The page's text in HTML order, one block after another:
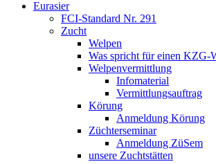
Eurasier
FCI-Standard Nr. 291
Zucht
Welpen
Was spricht für einen KZG-
Welpenvermittlung
Infomaterial
Vermittlungsauftrag
Körung
Anmeldung Körung
Züchterseminar
Anmeldung ZüSem
unsere Zuchtstätten